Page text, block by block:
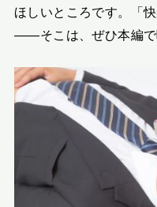
ほしいところです。「
――そこは、ぜひ本編で